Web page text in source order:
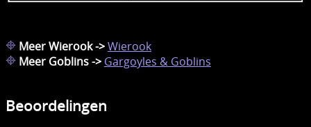
Meer Wierook ->Wierook
Meer Goblins -> Gargoyles & Goblins
Beoordelingen